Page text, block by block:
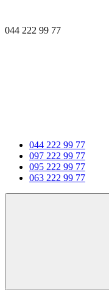
044 222 99 77
044 222 99 77
097 222 99 77
095 222 99 77
063 222 99 77